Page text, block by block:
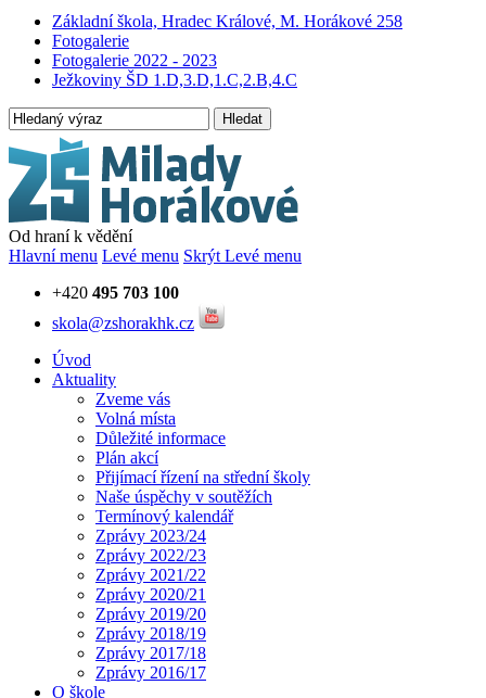
Základní škola, Hradec Králové, M. Horákové 258
Fotogalerie
Fotogalerie 2022 - 2023
Ježkoviny ŠD 1.D,3.D,1.C,2.B,4.C
Hledat
Od hraní k vědění
Hlavní menu Levé menu Skrýt Levé menu
+420 495 703 100
skola@zshorakhk.cz
Úvod
Aktuality
Zveme vás
Volná místa
Důležité informace
Plán akcí
Přijímací řízení na střední školy
Naše úspěchy v soutěžích
Termínový kalendář
Zprávy 2023/24
Zprávy 2022/23
Zprávy 2021/22
Zprávy 2020/21
Zprávy 2019/20
Zprávy 2018/19
Zprávy 2017/18
Zprávy 2016/17
O škole